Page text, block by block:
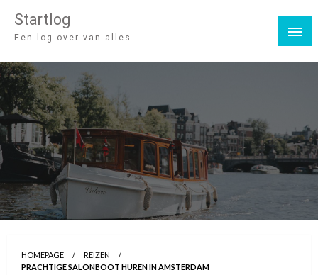
Startlog
Een log over van alles
HOMEPAGE
REIZEN
PRACHTIGE SALONBOOT HUREN IN AMSTERDAM